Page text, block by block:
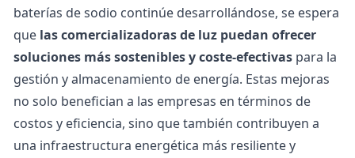
baterías de sodio continúe desarrollándose, se espera
que lascomercializadoras de luz puedan ofrecer
soluciones más sostenibles y coste-efectivas para la
gestión y almacenamiento de energía. Estas mejoras
no solo benefician a las empresas en términos de
costos y eficiencia, sino que también contribuyen a
una infraestructura energética más resiliente y